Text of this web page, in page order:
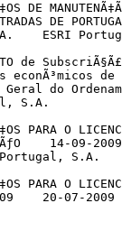
DE
ESTRADAS DE
S.A.    ESRI
de
do
S.A.
PARA O
14-
S.A.
PARA O
2009    20-07-